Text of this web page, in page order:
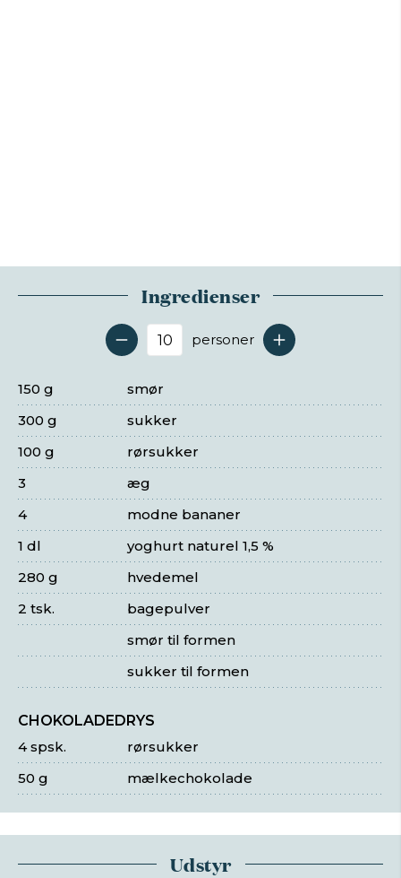
Ingredienser
Antal serveringer
personer
smør
150 g
sukker
300 g
rørsukker
100 g
æg
3
modne bananer
4
yoghurt naturel 1,5 %
1 dl
hvedemel
280 g
bagepulver
2 tsk.
smør til formen
sukker til formen
CHOKOLADEDRYS
rørsukker
4 spsk.
mælkechokolade
50 g
Udstyr